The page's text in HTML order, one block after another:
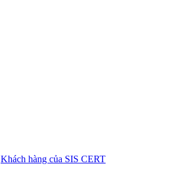
Khách hàng của SIS CERT